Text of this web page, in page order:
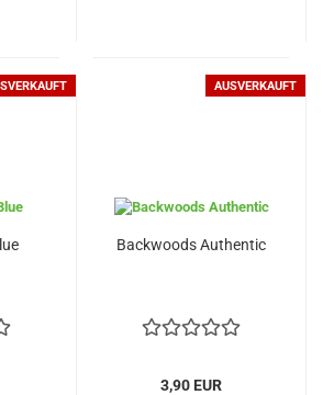
AUSVERKAUFT
Backwoods Authentic
3,90 EUR